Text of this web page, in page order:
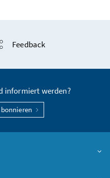
anzeigen
Feedback
informiert werden?